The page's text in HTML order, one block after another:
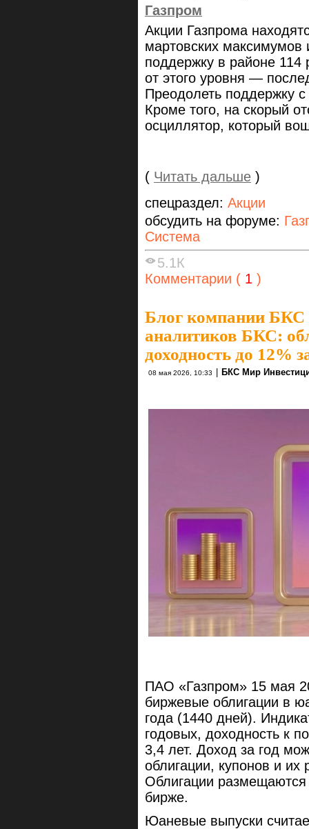
Газпром
Акции Газпрома
мартовских максимумов
поддержку в районе 114
от этого уровня —
Преодолеть поддержку с
Кроме того, на скорый
осциллятор, который
( Читать дальше )
спецраздел: Акции
обсудить на форуме:
Система
5.1К
Комментарии ( 1 )
Блог компании БКС
аналитиков БКС:
доходность до 12%
08 мая 2026, 10:33 БКС Мир
ПАО «Газпром» 15 мая
биржевые облигации в
года (1440 дней).
годовых, доходность к
3,4 лет. Доход за год
облигации, купонов и
Облигации
бирже.
Юаневые выпуски